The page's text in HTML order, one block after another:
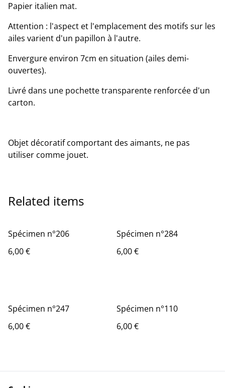
Papier italien mat.
Attention : l'aspect et l'emplacement des motifs sur les
ailes varient d'un papillon à l'autre.
Envergure environ 7cm en situation (ailes demi-
ouvertes).
Livré dans une pochette transparente renforcée d'un
carton.
Objet décoratif comportant des aimants, ne pas
utiliser comme jouet.
Related items
Spécimen n°206
6,00 €
Spécimen n°284
6,00 €
Spécimen n°247
6,00 €
Spécimen n°110
6,00 €